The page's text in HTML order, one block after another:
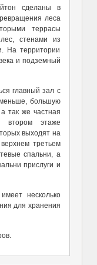
сделаны в
леса
террасы
стенами из
На территории
и подземный
главный зал с
большую
так же частная
втором этаже
выходят на
третьем
спальни, а
прислуги и
несколько
для хранения